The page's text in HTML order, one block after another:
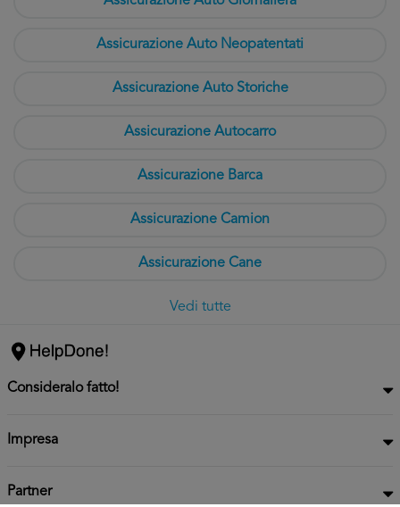
Assicurazione Auto Neopatentati
Assicurazione Auto Storiche
Assicurazione Autocarro
Assicurazione Barca
Assicurazione Camion
Assicurazione Cane
Vedi tutte
Consideralo fatto!
Impresa
Partner